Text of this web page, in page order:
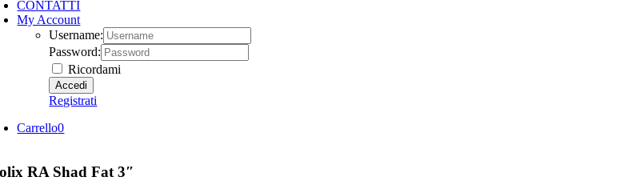
CONTATTI
My Account
Username:
Password:
Ricordami
Registrati
Carrello0
RA Shad Fat 3″